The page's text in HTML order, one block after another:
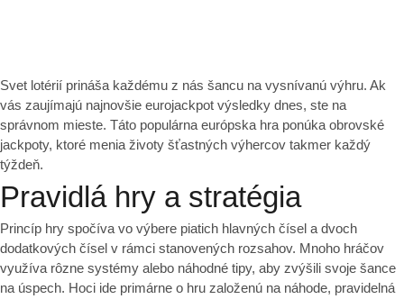
Svet lotérií prináša každému z nás šancu na vysnívanú výhru. Ak
vás zaujímajú najnovšie eurojackpot výsledky dnes, ste na
správnom mieste. Táto populárna európska hra ponúka obrovské
jackpoty, ktoré menia životy šťastných výhercov takmer každý
týždeň.
Pravidlá hry a stratégia
Princíp hry spočíva vo výbere piatich hlavných čísel a dvoch
dodatkových čísel v rámci stanovených rozsahov. Mnoho hráčov
využíva rôzne systémy alebo náhodné tipy, aby zvýšili svoje šance
na úspech. Hoci ide primárne o hru založenú na náhode, pravidelná